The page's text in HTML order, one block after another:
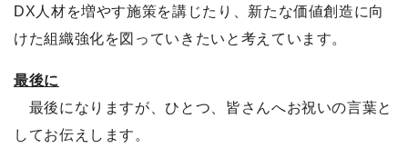
DX人材を増やす施策を講じたり、新たな価値創造に向
けた組織強化を図っていきたいと考えています。
最後に
最後になりますが、ひとつ、皆さんへお祝いの言葉と
してお伝えします。